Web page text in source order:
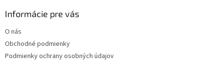
Informácie pre vás
O nás
Obchodné podmienky
Podmienky ochrany osobných údajov